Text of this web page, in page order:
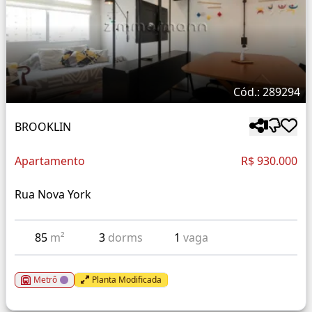
Cód.: 289294
BROOKLIN
Apartamento R$ 930.000
Rua Nova York
85 m² 3 dorms 1vaga
Metrô Planta Modificada